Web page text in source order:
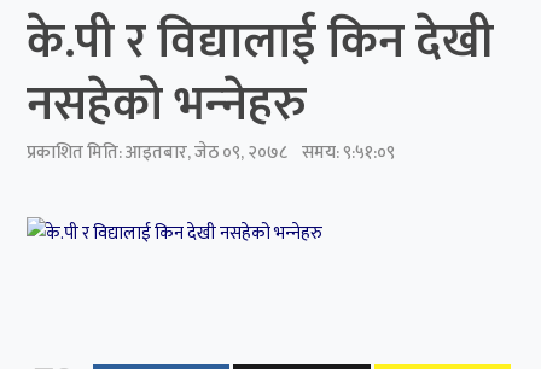
के.पी र विद्यालाई किन देखी
नसहेको भन्‍नेहरु
प्रकाशित मिति:आइतबार, जेठ ०९, २०७८ समय: ९:५१:०९